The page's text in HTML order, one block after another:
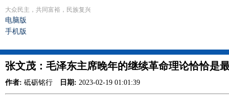
大众民主，共同富裕，民族复兴
电脑版
手机版
张文茂：毛泽东主席晚年的继续革命理论恰恰是
作者: 砥砺铭行 日期: 2023-02-19 01:01:39